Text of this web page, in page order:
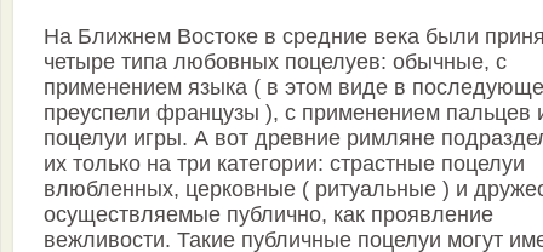
На Ближнем Востоке в средние века были
четыре типа любовных поцелуев: обычные, с
применением языка ( в этом виде в
преуспели французы ), с применением пальцев
поцелуи игры. А вот древние римляне
их только на три категории: страстные поцелуи
влюбленных, церковные ( ритуальные ) и
осуществляемые публично, как проявление
вежливости. Такие публичные поцелуи могут